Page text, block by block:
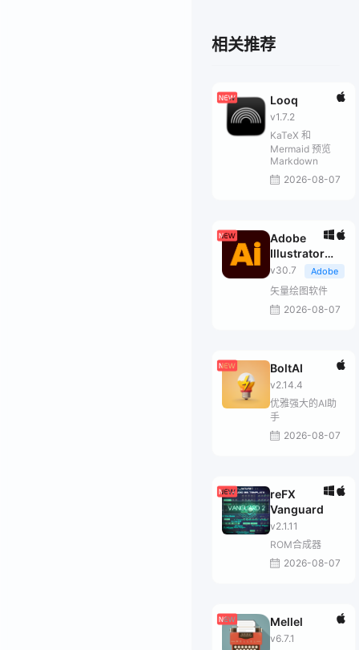
相关推荐
Looq
v1.7.2
KaTeX 和
Mermaid 预览
Markdown
2026-08-07
Adobe
Illustrator
2026
v30.7 Adobe
矢量绘图软件
2026-08-07
BoltAI
v2.14.4
优雅强大的AI助
手
2026-08-07
reFX
Vanguard
v2.1.11
ROM合成器
2026-08-07
Mellel
v6.7.1